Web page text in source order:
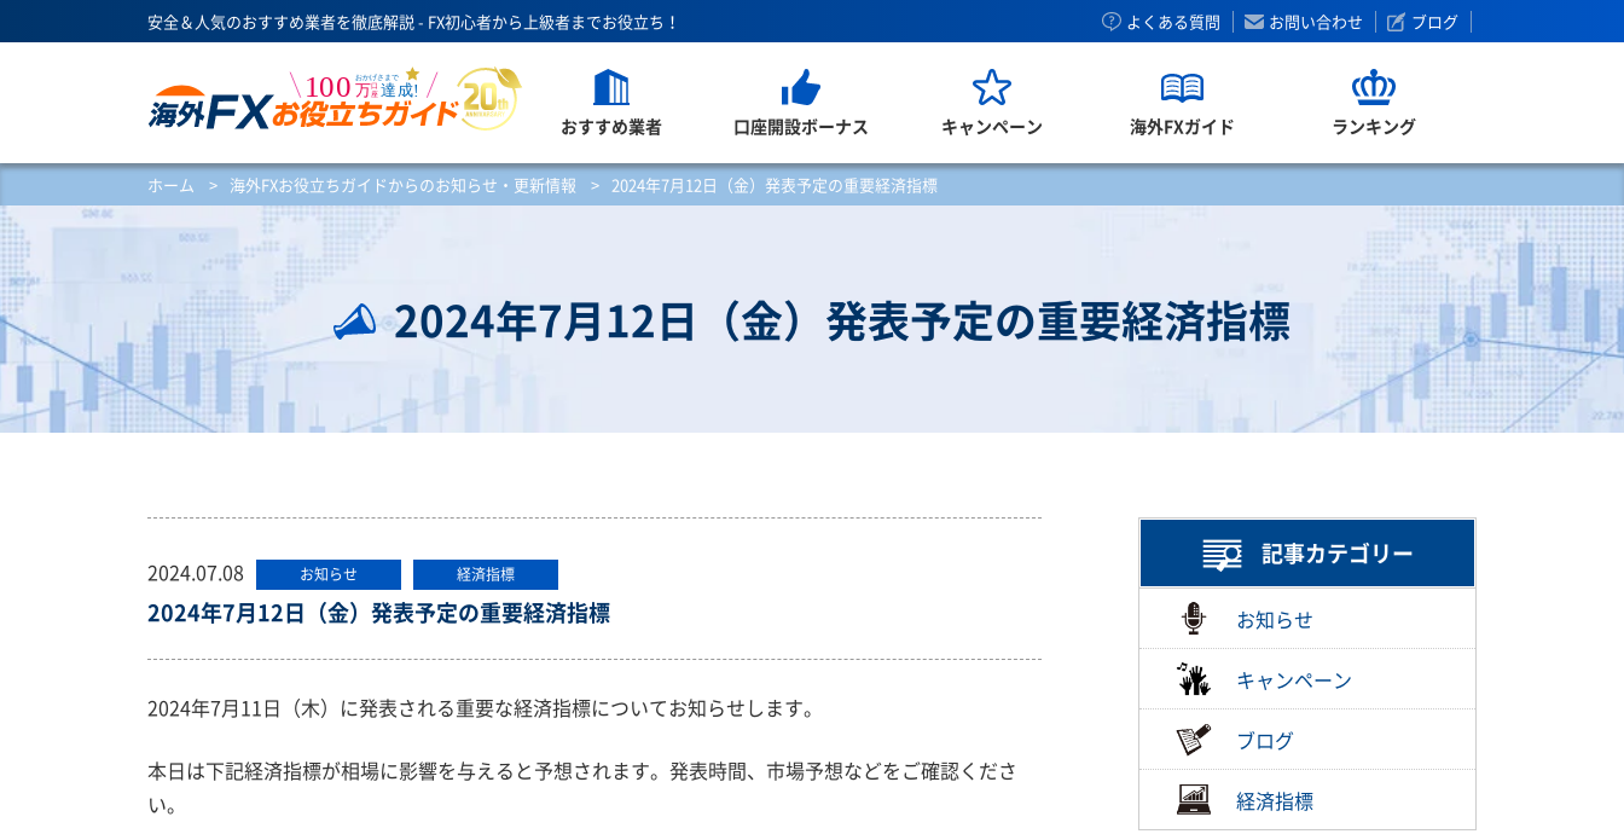
安全＆人気のおすすめ業者を徹底解説 - FX初心者から上級者までお役立ち！ よくある質問 お問い合わせ ブログ
おすすめ業者 口座開設ボーナス キャンペーン 海外FXガイド ランキング
ホーム > 海外FXお役立ちガイドからのお知らせ・更新情報 > 2024年7月12日（金）発表予定の重要経済指標
2024年7月12日（金）発表予定の重要経済指標
2024.07.08 お知らせ 経済指標
2024年7月12日（金）発表予定の重要経済指標
2024年7月11日（木）に発表される重要な経済指標についてお知らせします。
本日は下記経済指標が相場に影響を与えると予想されます。発表時間、市場予想などをご確認くださ
い。
記事カテゴリー
お知らせ
キャンペーン
ブログ
経済指標